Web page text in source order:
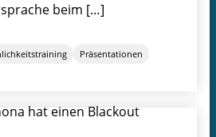
beim […]
Präsentationen